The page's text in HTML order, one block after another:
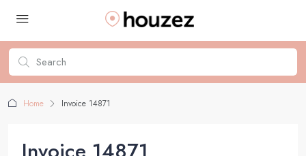
Home Invoice 14871